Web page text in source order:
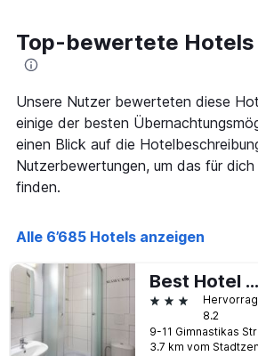
Anzahl
der
Tage
dem
Aufenthalt
anzeigt
Das
Diagramm
hat
Achse,
den
durchschnittlichen
Zimmerpreis
anzeigt
Top-bewertete Hotels
Unsere Nutzer bewerteten diese
einige der besten
einen Blick auf die
Nutzerbewertungen, um das für
finden.
Alle 6’685 Hotels anzeigen
Best Hotel Riga
3 Sterne
8.2
3.7 km vom